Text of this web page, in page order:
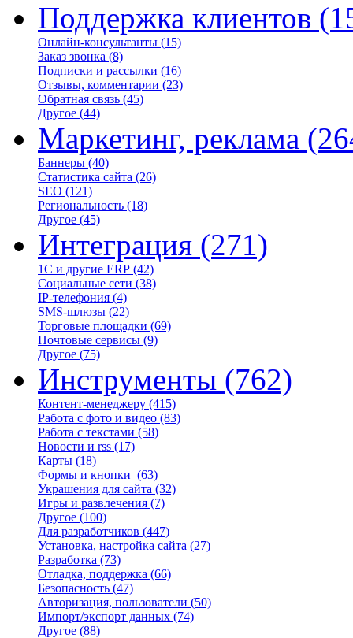
Поддержка клиентов
Онлайн-консультанты (15)
Заказ звонка (8)
Подписки и рассылки (16)
Отзывы, комментарии (23)
Обратная связь (45)
Другое (44)
Маркетинг, реклама
Баннеры (40)
Статистика сайта (26)
SEO (121)
Региональность (18)
Другое (45)
Интеграция (271)
1С и другие ERP (42)
Социальные сети (38)
IP-телефония (4)
SMS-шлюзы (22)
Торговые площадки (69)
Почтовые сервисы (9)
Другое (75)
Инструменты (762)
Контент-менеджеру (415)
Работа с фото и видео (83)
Работа с текстами (58)
Новости и rss (17)
Карты (18)
Формы и кнопки (63)
Украшения для сайта (32)
Игры и развлечения (7)
Другое (100)
Для разработчиков (447)
Установка, настройка сайта (27)
Разработка (73)
Отладка, поддержка (66)
Безопасность (47)
Авторизация, пользователи (50)
Импорт/экспорт данных (74)
Другое (88)